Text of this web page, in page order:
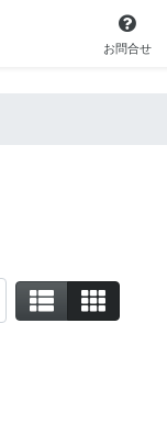
お問合せ